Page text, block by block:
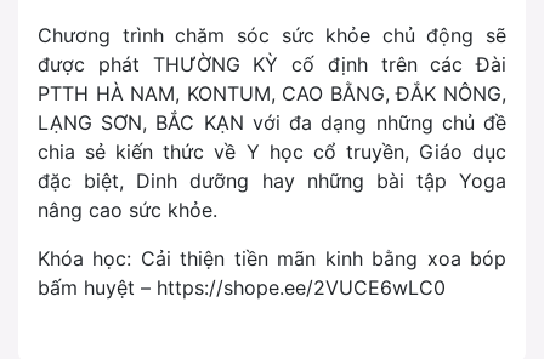
Chương trình chăm sóc sức khỏe chủ động sẽ
được phát THƯỜNG KỲ cố định trên các Đài
PTTH HÀ NAM, KONTUM, CAO BẰNG, ĐẮK NÔNG,
LẠNG SƠN, BẮC KẠN với đa dạng những chủ đề
chia sẻ kiến thức về Y học cổ truyền, Giáo dục
đặc biệt, Dinh dưỡng hay những bài tập Yoga
nâng cao sức khỏe.
Khóa học: Cải thiện tiền mãn kinh bằng xoa bóp
bấm huyệt – https://shope.ee/2VUCE6wLC0